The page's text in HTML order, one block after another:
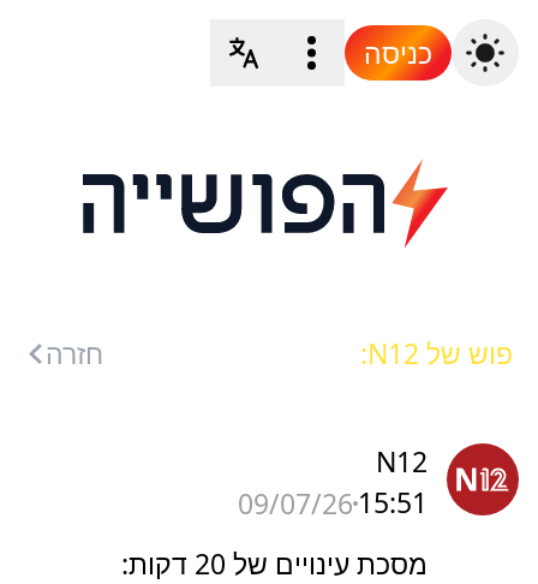
כניסה
פוש של N12: חזרה
N12
15:51
09/07/26
מסכת עינויים של 20 דקות: